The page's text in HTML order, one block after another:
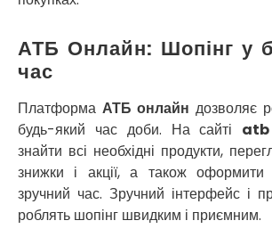
АТБ Онлайн: Шопінг у
час
Платформа АТБ онлайн дозволяє
будь-який час доби. На сайті
знайти всі необхідні продукти,
знижки і акції, а також
зручний час. Зручний інтерфейс і
роблять шопінг швидким і приємним.
Решетилівка
Ромни
Рівне
Рудне
Самбір
Щасливе
Шепетівка
Шостка
Шпола
Синельникове